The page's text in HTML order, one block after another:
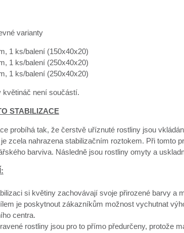
varianty
1 ks/balení (150x40x20)
1 ks/balení (250x40x20)
1 ks/balení (250x40x20)
květináč není součástí.
STABILIZACE
probíhá tak, že čerstvě uříznuté rostliny jsou
zcela nahrazena stabilizačním roztokem. Při tomto
barviva. Následně jsou rostliny omyty a
si květiny zachovávají svoje přirozené barvy a
je poskytnout zákazníkům možnost vychutnat
centra.
rostliny jsou pro to přímo předurčeny, protože